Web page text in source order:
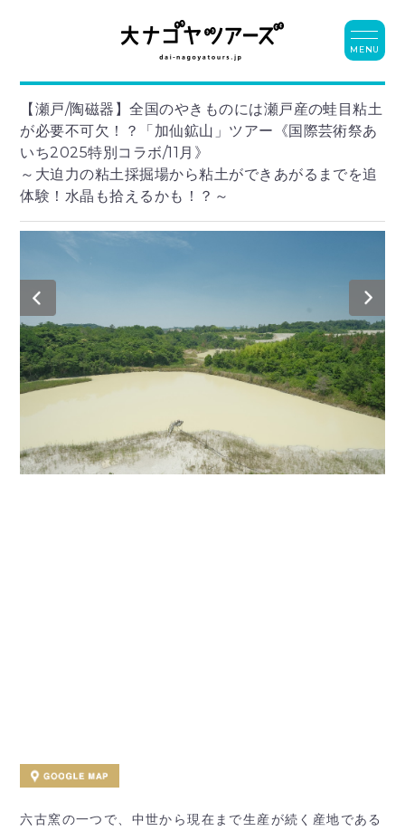
【瀬戸/陶磁器】全国のやきものには瀬戸産の蛙目粘土
が必要不可欠！？「加仙鉱山」ツアー《国際芸術祭あ
いち2025特別コラボ/11月》
～大迫力の粘土採掘場から粘土ができあがるまでを追
体験！水晶も拾えるかも！？～
六古窯の一つで、中世から現在まで生産が続く産地である
MENU